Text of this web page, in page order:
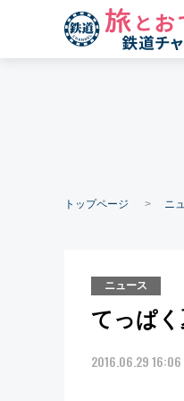
トップページ ニ
ニュース
てっぱく
2016.06.29 16:06